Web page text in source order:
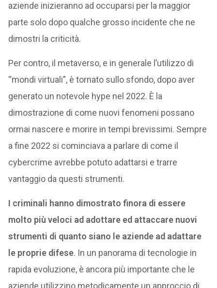
aziende inizieranno ad occuparsi per la maggior
parte solo dopo qualche grosso incidente che ne
dimostri la criticità.
Per contro, il metaverso, e in generale l’utilizzo di
“mondi virtuali”, è tornato sullo sfondo, dopo aver
generato un notevole hype nel 2022. È la
dimostrazione di come nuovi fenomeni possano
ormai nascere e morire in tempi brevissimi. Sempre
a fine 2022 si cominciava a parlare di come il
cybercrime avrebbe potuto adattarsi e trarre
vantaggio da questi strumenti.
I criminali hanno dimostrato finora di essere
molto più veloci ad adottare ed attaccare nuovi
strumenti di quanto siano le aziende ad adattare
le proprie difese. In un panorama di tecnologie in
rapida evoluzione, è ancora più importante che le